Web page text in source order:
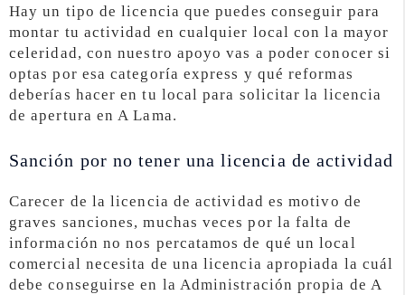
Hay un tipo de licencia que puedes conseguir para
montar tu actividad en cualquier local con la mayor
celeridad, con nuestro apoyo vas a poder conocer si
optas por esa categoría express y qué reformas
deberías hacer en tu local para solicitar la licencia
de apertura en A Lama.
Sanción por no tener una licencia de actividad
Carecer de la licencia de actividad es motivo de
graves sanciones, muchas veces por la falta de
información no nos percatamos de qué un local
comercial necesita de una licencia apropiada la cuál
debe conseguirse en la Administración propia de A